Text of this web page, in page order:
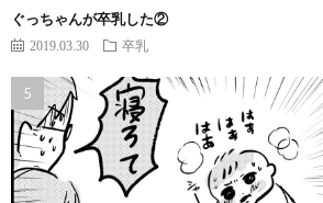
ぐっちゃんが卒乳した②
2019.03.30 卒乳